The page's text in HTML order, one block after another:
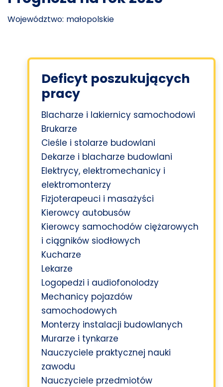
Województwo: małopolskie
Deficyt poszukujących
pracy
Blacharze i lakiernicy samochodowi
Brukarze
Cieśle i stolarze budowlani
Dekarze i blacharze budowlani
Elektrycy, elektromechanicy i
elektromonterzy
Fizjoterapeuci i masażyści
Kierowcy autobusów
Kierowcy samochodów ciężarowych
i ciągników siodłowych
Kucharze
Lekarze
Logopedzi i audiofonolodzy
Mechanicy pojazdów
samochodowych
Monterzy instalacji budowlanych
Murarze i tynkarze
Nauczyciele praktycznej nauki
zawodu
Nauczyciele przedmiotów